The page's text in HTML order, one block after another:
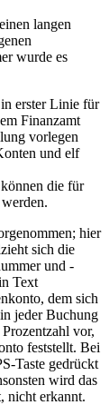
langen
wurde es
erster Linie für
Finanzamt
vorlegen
und elf
die für
hier
sich die
und -
Text
dem sich
jeder Buchung
vor,
feststellt. Bei
Taste gedrückt
wird das
nicht erkannt.